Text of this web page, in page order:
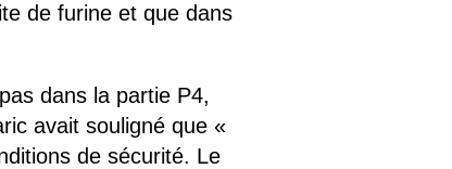
de furine et que dans
dans la partie P4,
avait souligné que «
de sécurité. Le